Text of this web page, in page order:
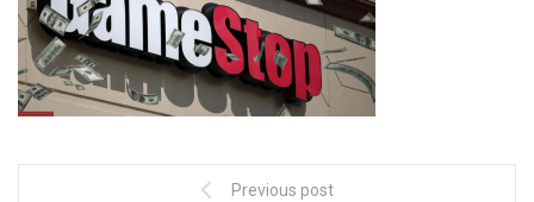
Previous post